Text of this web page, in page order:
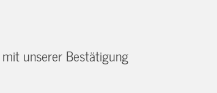
unserer Bestätigung